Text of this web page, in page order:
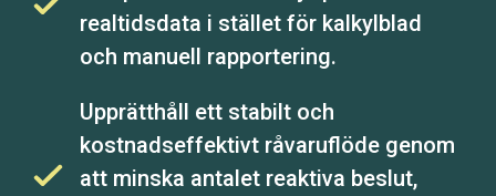
realtidsdata i stället för kalkylblad
och manuell rapportering.
Upprätthåll ett stabilt och
kostnadseffektivt råvaruflöde genom
att minska antalet reaktiva beslut,